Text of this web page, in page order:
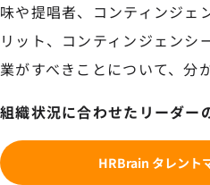
味や提唱者、コンティンジェ
リット、コンティンジェンシ
業がすべきことについて、分
組織状況に合わせたリーダー
HRBrain タレント